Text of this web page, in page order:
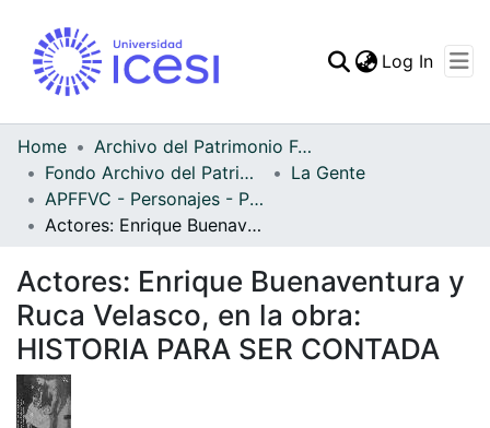
Statistics
Log In
Home
Archivo del Patrimonio Fotográfico y Fílmico del Valle del Cauca
Fondo Archivo del Patrimonio Fotográfico y Fílmico del Valle del Cauca
La Gente
APFFVC - Personajes - Patrimonial
Actores: Enrique Buenaventura y Ruca Velasco, en la obra: HISTORIA PARA SER CONTADA
Actores: Enrique Buenaventura y
Ruca Velasco, en la obra:
HISTORIA PARA SER CONTADA